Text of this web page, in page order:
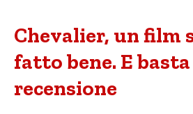
Chevalier, un film
fatto bene. E basta
recensione